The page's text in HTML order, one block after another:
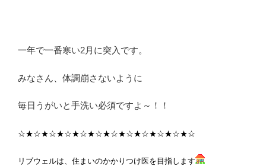
一年で一番寒い2月に突入です。
みなさん、体調崩さないように
毎日うがいと手洗い必須ですよ～！！
☆★☆★☆★☆★☆★☆★☆★☆★☆★☆★☆★☆
リブウェルは、住まいのかかりつけ医を目指します